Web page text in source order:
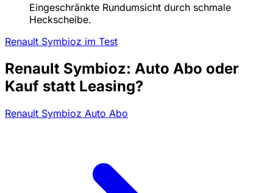
Eingeschränkte Rundumsicht durch schmale
Heckscheibe.
Renault Symbioz im Test
Renault Symbioz: Auto Abo oder
Kauf statt Leasing?
Renault Symbioz Auto Abo